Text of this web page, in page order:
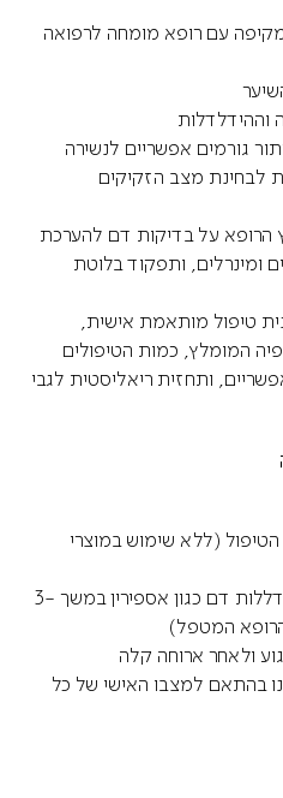
עם רופא מומחה לרפואה
וההידלדלות
גורמים אפשריים לנשירה
לבחינת מצב הזקיקים
הרופא על בדיקות דם להערכת
ומינרלים, ותפקוד בלוטת
טיפול מותאמת אישית,
המומלץ, כמות הטיפולים
ותחזית ריאליסטית לגבי
(ללא שימוש במוצרי
יש להימנע מנטילת תרופות מדללות דם כגון אספירין במשך 3-
ולאחר ארוחה קלה
בהתאם למצבו האישי של כל